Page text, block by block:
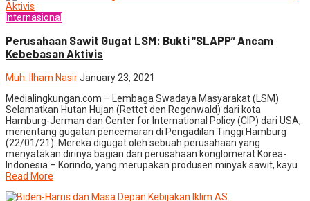
Internasional
Perusahaan Sawit Gugat LSM: Bukti “SLAPP” Ancam
Kebebasan Aktivis
Muh. Ilham NasirJanuary 23, 2021
Medialingkungan.com – Lembaga Swadaya Masyarakat (LSM)
Selamatkan Hutan Hujan (Rettet den Regenwald) dari kota
Hamburg-Jerman dan Center for International Policy (CIP) dari USA,
menentang gugatan pencemaran di Pengadilan Tinggi Hamburg
(22/01/21). Mereka digugat oleh sebuah perusahaan yang
menyatakan dirinya bagian dari perusahaan konglomerat Korea-
Indonesia – Korindo, yang merupakan produsen minyak sawit, kayu
Read More